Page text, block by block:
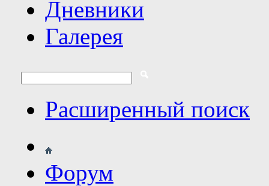
Дневники
Галерея
Расширенный поиск
Форум